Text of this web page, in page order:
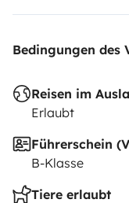
Bedingungen des
Reisen im
Erlaubt
Führerschein
B-Klasse
Tiere erlaubt